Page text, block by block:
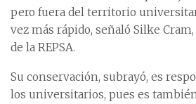
pero fuera del territorio
vez más rápido, señaló Silke
de la REPSA.
Su conservación, subrayó, es
los universitarios, pues es